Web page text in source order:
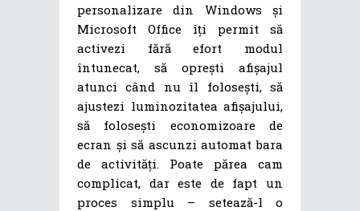
personalizare din Windows și
Microsoft Office îți permit să
activezi fără efort modul
întunecat, să oprești afișajul
atunci când nu îl folosești, să
ajustezi luminozitatea afișajului,
să folosești economizoare de
ecran și să ascunzi automat bara
de activități. Poate părea cam
complicat, dar este de fapt un
proces simplu – setează-l o